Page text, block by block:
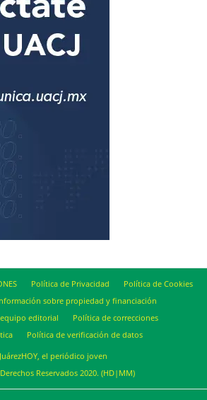
Política de Privacidad
Política de Cookies
sobre propiedad y financiación
editorial
Política de correcciones
Política de verificación de datos
el periódico joven
Reservados 2020. (HD|MM)